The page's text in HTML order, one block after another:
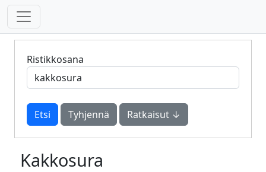
Ristikkosana
Tyhjennä Ratkaisut ↓
Kakkosura